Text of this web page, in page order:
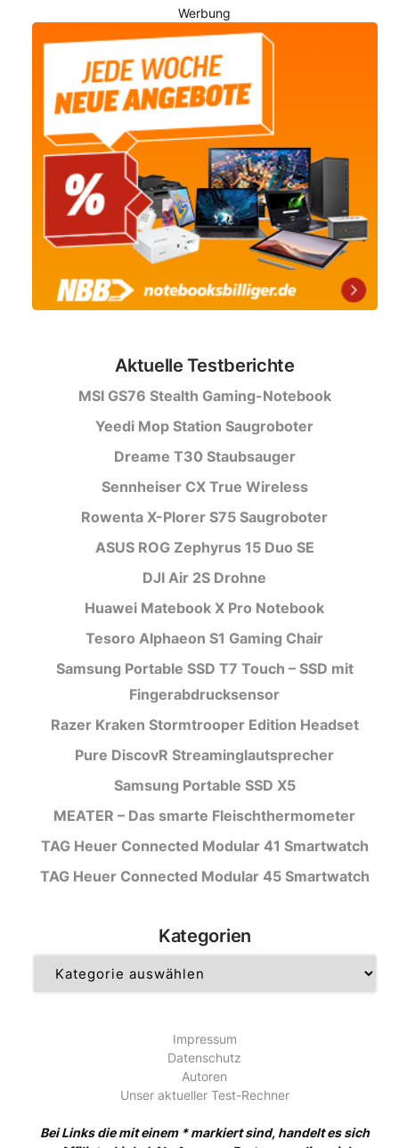
Werbung
Aktuelle Testberichte
MSI GS76 Stealth Gaming-Notebook
Yeedi Mop Station Saugroboter
Dreame T30 Staubsauger
Sennheiser CX True Wireless
Rowenta X-Plorer S75 Saugroboter
ASUS ROG Zephyrus 15 Duo SE
DJI Air 2S Drohne
Huawei Matebook X Pro Notebook
Tesoro Alphaeon S1 Gaming Chair
Samsung Portable SSD T7 Touch – SSD mit
Fingerabdrucksensor
Razer Kraken Stormtrooper Edition Headset
Pure DiscovR Streaminglautsprecher
Samsung Portable SSD X5
MEATER – Das smarte Fleischthermometer
TAG Heuer Connected Modular 41 Smartwatch
TAG Heuer Connected Modular 45 Smartwatch
Kategorien
Impressum
Datenschutz
Autoren
Unser aktueller Test-Rechner
Bei Links die mit einem * markiert sind, handelt es sich